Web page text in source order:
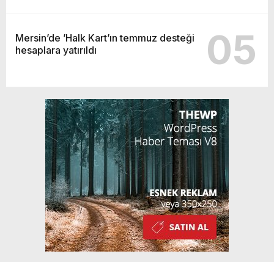
Mersin’de ’Halk Kart’ın temmuz desteği
hesaplara yatırıldı
05